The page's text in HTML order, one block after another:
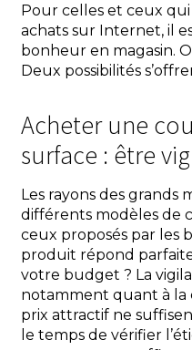
Pour celles et ceux
achats sur Internet, il
bonheur en magasin.
Deux possibilités
Acheter une
surface : être
Les rayons des grands
différents modèles de
ceux proposés par les
produit répond
votre budget ? La
notamment quant à la
prix attractif ne
le temps de vérifier